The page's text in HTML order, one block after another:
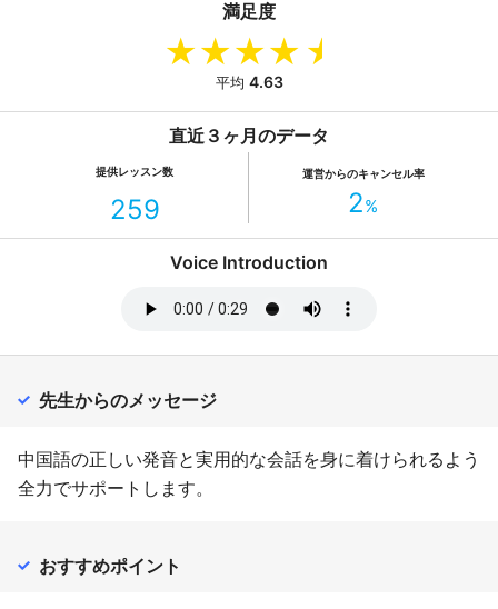
満足度
平均 4.63
直近３ヶ月のデータ
提供レッスン数
259
運営からのキャンセル率
2%
Voice Introduction
先生からのメッセージ
中国語の正しい発音と実用的な会話を身に着けられるよう
全力でサポートします。
おすすめポイント